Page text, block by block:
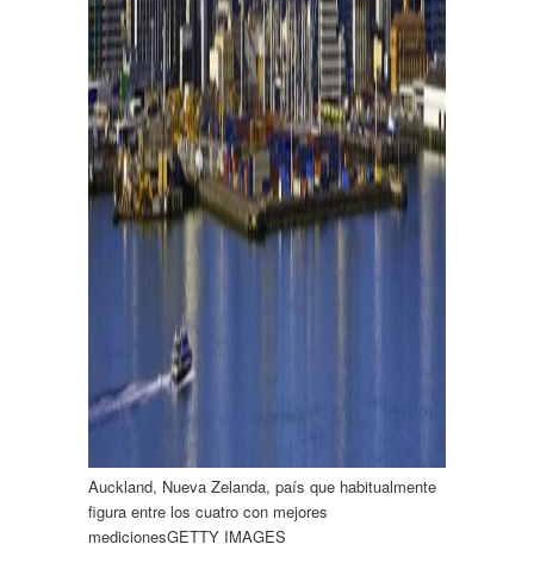
Auckland, Nueva Zelanda, país que habitualmente
figura entre los cuatro con mejores
medicionesGETTY IMAGES